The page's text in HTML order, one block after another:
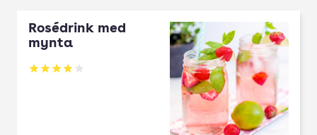
Rosédrink med
mynta
Betyg: 3.86 av 5